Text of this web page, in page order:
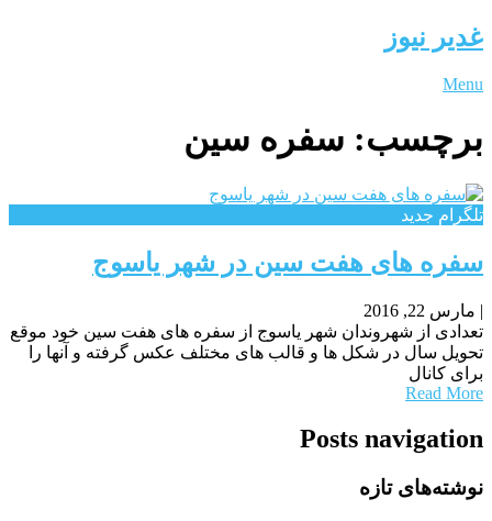
غدیر نیوز
Menu
برچسب: سفره سین
تلگرام جدید
سفره های هفت سین در شهر یاسوج
| مارس 22, 2016
تعدادی از شهروندان شهر یاسوج از سفره های هفت سین خود موقع
تحویل سال در شکل ها و قالب های مختلف عکس گرفته و آنها را
برای کانال
Read More
Posts navigation
نوشته‌های تازه